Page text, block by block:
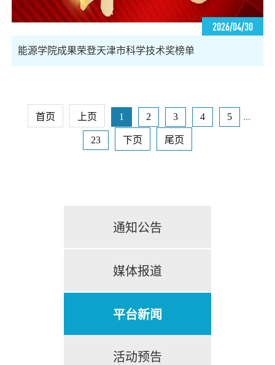
2026/04/30
能源学院成果荣登天津市科学技术奖榜单
首页 上页 1 2 3 4 5 ...
23 下页 尾页
通知公告
媒体报道
平台新闻
活动预告